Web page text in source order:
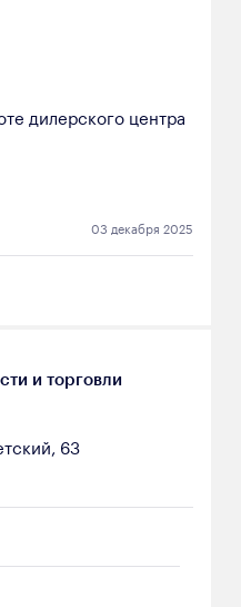
дилерского центра
03 декабря 2025
и торговли
63